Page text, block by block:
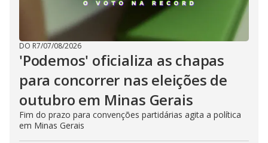
DO R7/07/08/2026
'Podemos' oficializa as chapas
para concorrer nas eleições de
outubro em Minas Gerais
Fim do prazo para convenções partidárias agita a política
em Minas Gerais